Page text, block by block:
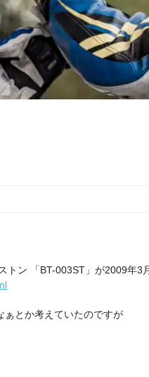
トン 「BT-003ST」が2009年3
ぁとか考えていたのですが